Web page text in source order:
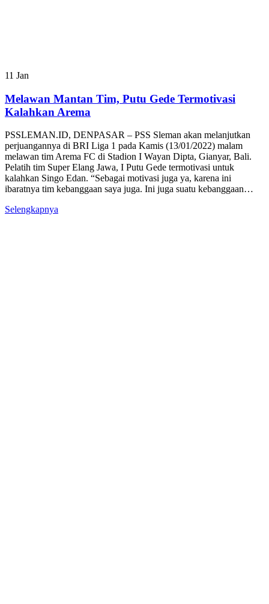
11 Jan
Melawan Mantan Tim, Putu Gede Termotivasi
Kalahkan Arema
PSSLEMAN.ID, DENPASAR – PSS Sleman akan melanjutkan
perjuangannya di BRI Liga 1 pada Kamis (13/01/2022) malam
melawan tim Arema FC di Stadion I Wayan Dipta, Gianyar, Bali.
Pelatih tim Super Elang Jawa, I Putu Gede termotivasi untuk
kalahkan Singo Edan. “Sebagai motivasi juga ya, karena ini
ibaratnya tim kebanggaan saya juga. Ini juga suatu kebanggaan…
Selengkapnya